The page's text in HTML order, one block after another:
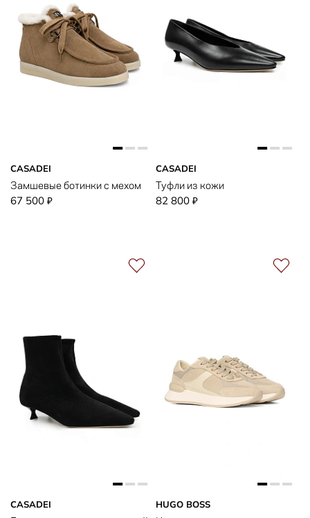
CASADEI
Замшевые ботинки с мехом
67 500 ₽
CASADEI
Туфли из кожи
82 800 ₽
CASADEI HUGO BOSS